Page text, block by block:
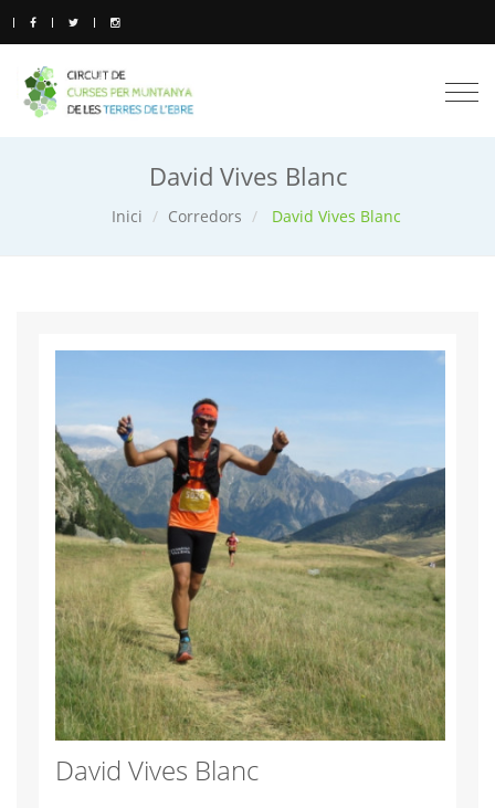
David Vives Blanc
Inici Corredors David Vives Blanc
David Vives Blanc